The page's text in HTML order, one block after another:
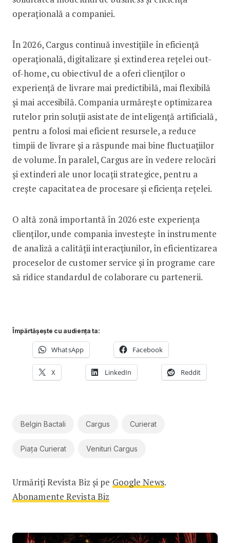
operațională a companiei.
În 2026, Cargus continuă investițiile în eficiență
operațională, digitalizare și extinderea rețelei out-
of-home, cu obiectivul de a oferi clienților o
experiență de livrare mai predictibilă, mai flexibilă
și mai accesibilă. Compania urmărește optimizarea
rutelor prin soluții asistate de inteligență artificială,
pentru a folosi mai eficient resursele, a reduce
timpii de livrare și a răspunde mai bine fluctuațiilor
de volume. În paralel, Cargus are în vedere relocări
și extinderi ale unor locații strategice, pentru a
crește capacitatea de procesare și eficiența rețelei.
O altă zonă importantă în 2026 este experiența
clienților, unde compania investește în instrumente
de analiză a calității interacțiunilor, în eficientizarea
proceselor de customer service și în programe care
să ridice standardul de colaborare cu partenerii.
Împărtășește cu audiența ta:
WhatsApp Facebook
X LinkedIn Reddit
Belgin Bactali Cargus Curierat
Piața Curierat Venituri Cargus
Urmăriți Revista Biz și pe Google News.
Abonamente Revista Biz